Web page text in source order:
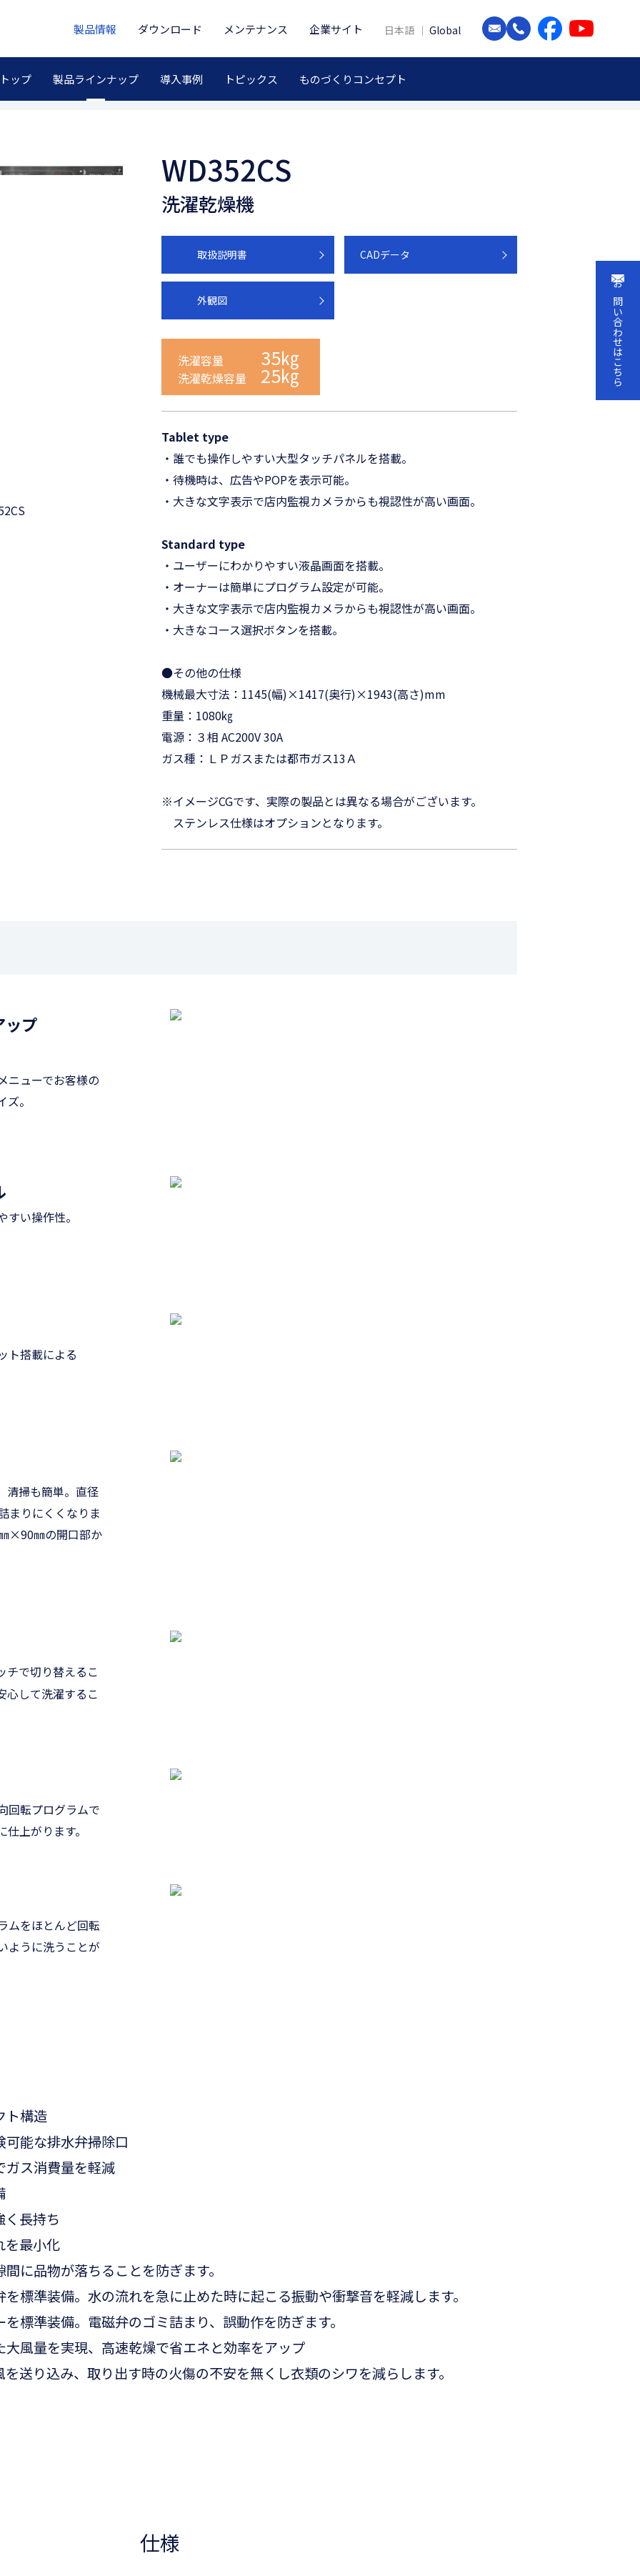
ップ 製品ラインナップ 導入事例 トピックス ものづくりコンセプト
製品情報 ダウンロード メンテナンス 企業サイト 日本語 Global
お問い合わせはこちら
WD352CS
洗濯乾燥機
取扱説明書 CADデータ
外観図
洗濯容量 35㎏
洗濯乾燥容量 25㎏
Tablet type
・誰でも操作しやすい⼤型タッチパネルを搭載。
・待機時は、広告やPOPを表⽰可能。
・⼤きな⽂字表⽰で店内監視カメラからも視認性が⾼い画⾯。
Standard type
・ユーザーにわかりやすい液晶画⾯を搭載。
・オーナーは簡単にプログラム設定が可能。
・⼤きな⽂字表⽰で店内監視カメラからも視認性が⾼い画⾯。
・⼤きなコース選択ボタンを搭載。
●その他の仕様
機械最大寸法：1145(幅)×1417(奥行)×1943(高さ)mm
重量：1080㎏
電源：３相 AC200V 30A
ガス種：ＬＰガスまたは都市ガス13Ａ
※イメージCGです、実際の製品とは異なる場合がございます。
ステンレス仕様はオプションとなります。
ップ
ューでお客様の
。
い操作性。
ト搭載による
掃も簡単。直径
まりにくくなりま
×90㎜の開口部か
チで切り替えるこ
心して洗濯するこ
転プログラムで
上がります。
をほとんど回転
ように洗うことが
ト構造
能な排水弁掃除口
ス消費量を軽減
長持ち
最小化
に品物が落ちることを防ぎます。
標準装備。水の流れを急に止めた時に起こる振動や衝撃音を軽減します。
標準装備。電磁弁のゴミ詰まり、誤動作を防ぎます。
風量を実現、高速乾燥で省エネと効率をアップ
送り込み、取り出す時の火傷の不安を無くし衣類のシワを減らします。
仕様